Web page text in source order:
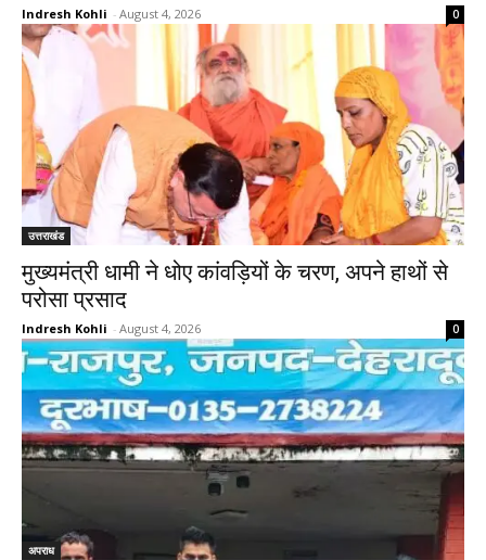
Indresh Kohli - August 4, 2026 0
उत्तराखंड
मुख्यमंत्री धामी ने धोए कांवड़ियों के चरण, अपने हाथों से
परोसा प्रसाद
Indresh Kohli - August 4, 2026 0
अपराध